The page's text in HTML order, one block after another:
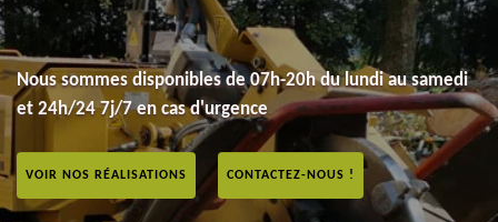
Nous sommes disponibles de 07h-20h du lundi au samedi
et 24h/24 7j/7 en cas d'urgence
VOIR NOS RÉALISATIONS CONTACTEZ-NOUS !